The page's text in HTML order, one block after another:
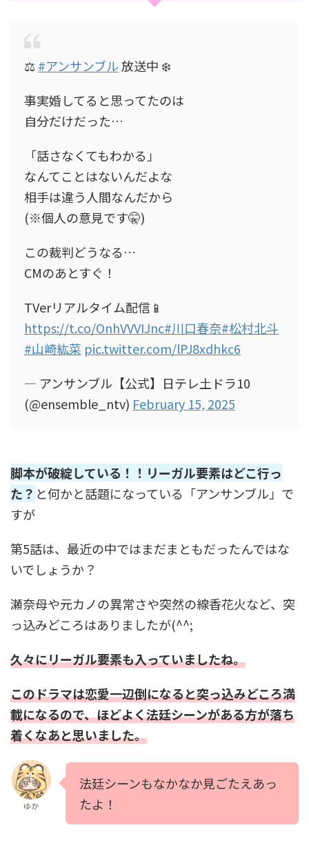
⚖️ #アンサンブル放送中 ❄️
事実婚してると思ってたのは
自分だけだった…
「話さなくてもわかる」
なんてことはないんだよな
相手は違う人間なんだから
(※個人の意見です🤫)
この裁判どうなる…
CMのあとすぐ！
TVerリアルタイム配信📱
https://t.co/OnhVVVIJnc#川口春奈#松村北斗
#山崎紘菜 pic.twitter.com/lPJ8xdhkc6
— アンサンブル【公式】日テレ土ドラ10
(@ensemble_ntv) February 15, 2025
脚本が破綻している！！リーガル要素はどこ行っ
た？ と何かと話題になっている「アンサンブル」で
すが
第5話は、最近の中ではまだまともだったんではな
いでしょうか？
瀬奈母や元カノの異常さや突然の線香花火など、突
っ込みどころはありましたが(^^;
久々にリーガル要素も入っていましたね。
このドラマは恋愛一辺倒になると突っ込みどころ満
載になるので、ほどよく法廷シーンがある方が落ち
着くなあと思いました。
ゆか
法廷シーンもなかなか見ごたえあっ
たよ！